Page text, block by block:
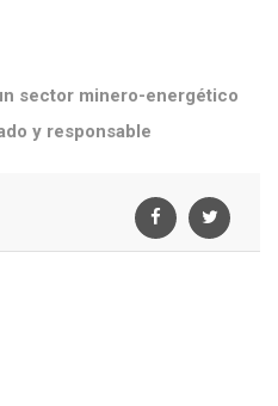
sector minero-energético
y responsable